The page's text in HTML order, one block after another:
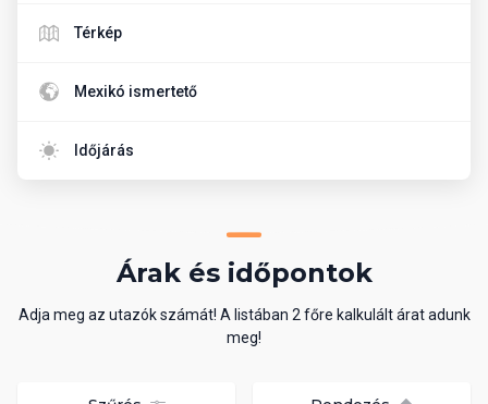
Térkép
Mexikó ismertető
Időjárás
Árak és időpontok
Adja meg az utazók számát! A listában 2 főre kalkulált árat adunk
meg!